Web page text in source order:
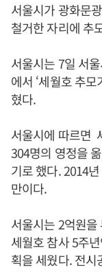
서울시가 광화문
철거한 자리에 추
서울시는 7일 서
에서 ‘세월호 추
혔다.
서울시에 따르면
304명의 영정을
기로 했다. 2014
만이다.
서울시는 2억원
세월호 참사 5주
획을 세웠다. 전